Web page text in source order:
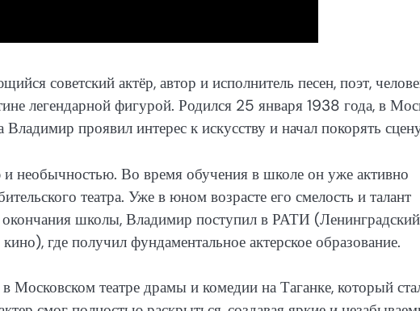
советский актёр, автор и исполнитель песен, поэт,
легендарной фигурой. Родился 25 января 1938 года, в
Владимир проявил интерес к искусству и начал покорять
и необычностью. Во время обучения в школе он уже активно
театра. Уже в юном возрасте его смелость и талант
школы, Владимир поступил в РАТИ (Ленинградский
где получил фундаментальное актерское образование.
театре драмы и комедии на Таганке, который